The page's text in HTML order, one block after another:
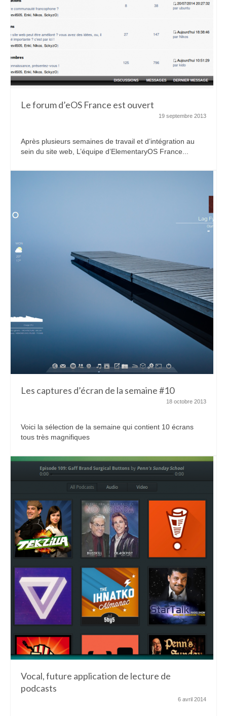
Le forum d’eOS France est ouvert
19 septembre 2013
Après plusieurs semaines de travail et d’intégration au
sein du site web, L’équipe d’ElementaryOS France...
Les captures d’écran de la semaine #10
18 octobre 2013
Voici la sélection de la semaine qui contient 10 écrans
tous très magnifiques
Vocal, future application de lecture de
podcasts
6 avril 2014